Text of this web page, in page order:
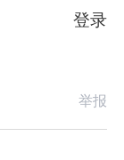
登录
举报